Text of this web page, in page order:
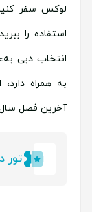
لوکس سفر
استفاده را
به همراه
آخرین فصل
تور